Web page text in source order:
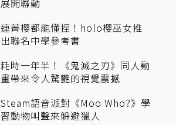
展開聯動
連菁櫻都能懂捏！holo櫻巫女推
出聯名中學參考書
耗時一年半！《鬼滅之刃》同人動
畫帶來令人驚艷的視覺震撼
Steam語音派對《Moo Who?》學
習動物叫聲來躲避獵人